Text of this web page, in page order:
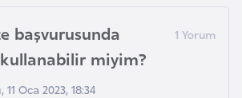
başvurusunda
miyim?
11 Oca 2023, 18:34